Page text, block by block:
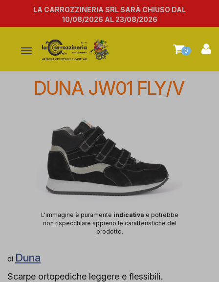
LA CARROZZINERIA SRL SARÀ CHIUSO DAL
10/08/2026 AL 23/08/2026
Attiva/disattiva
navigazione
0
DUNA JW01 FLY/V
L'immagine è puramente indicativa e potrebbe
non rispecchiare appieno le caratteristiche del
prodotto.
di Duna
Scarpe ortopediche leggere e flessibili.